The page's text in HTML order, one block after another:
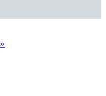
»